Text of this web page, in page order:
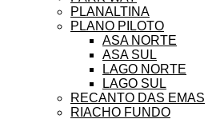
PLANALTINA
PLANO PILOTO
ASA NORTE
ASA SUL
LAGO NORTE
LAGO SUL
RECANTO DAS EMAS
RIACHO FUNDO